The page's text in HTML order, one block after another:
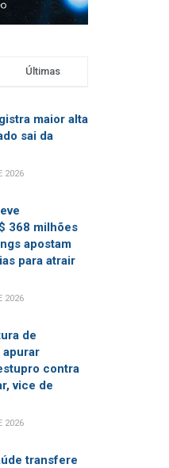
Últimas
maior alta
sai da
2026
368 milhões
apostam
para atrair
2026
de
apurar
contra
vice de
2026
transfere